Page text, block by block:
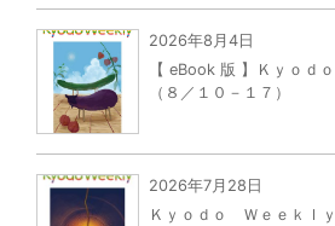
2026年8月4日
【 eBook 版 】Ｋｙｏｄ
（８／１０－１７）
2026年7月28日
Ｋｙｏｄｏ Ｗｅｅｋｌ